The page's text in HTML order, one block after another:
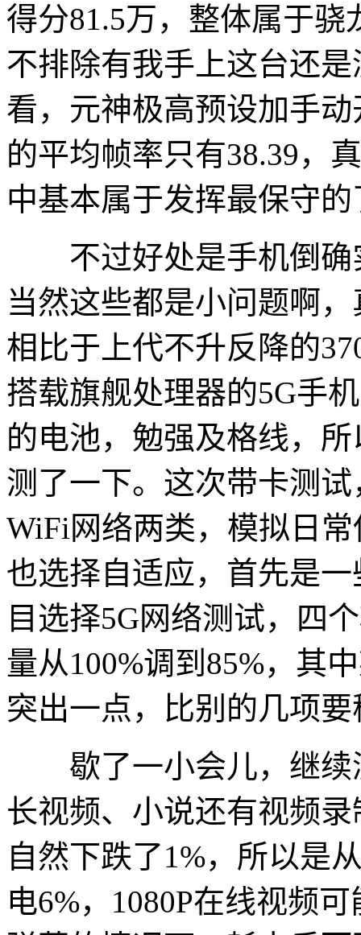
得分81.5万，整体属于
不排除有我手上这台还
看，元神极高预设加手
的平均帧率只有38.39，
中基本属于发挥最保守的
不过好处是手机倒确
当然这些都是小问题啊
相比于上代不升反降的
搭载旗舰处理器的5G手
的电池，勉强及格线，
测了一下。这次带卡测
WiFi网络两类，模拟日
也选择自适应，首先是
目选择5G网络测试，四
量从100%调到85%，其
突出一点，比别的几项
歇了一小会儿，继续
长视频、小说还有视频
自然下跌了1%，所以是
电6%，1080P在线视频